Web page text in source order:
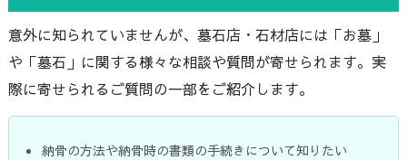
意外に知られていませんが、墓石店・石材店には「お墓」
や「墓石」に関する様々な相談や質問が寄せられます。実
際に寄せられるご質問の一部をご紹介します。
納骨の方法や納骨時の書類の手続きについて知りたい